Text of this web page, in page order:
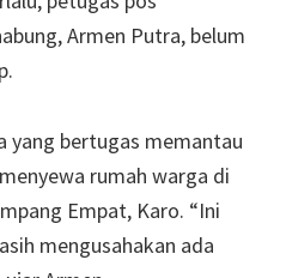
Armen Putra, belum
yang bertugas memantau
rumah warga di
Empat, Karo. “Ini
mengusahakan ada